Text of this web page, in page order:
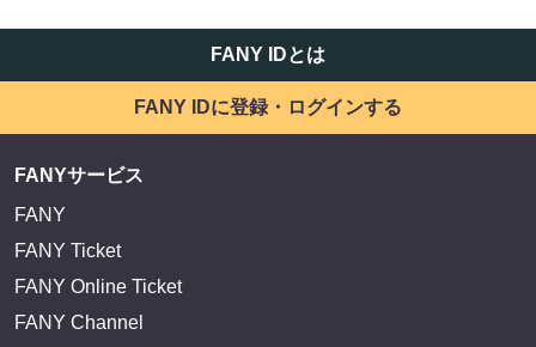
FANY IDとは
FANY IDに登録・ログインする
FANYサービス
FANY
FANY Ticket
FANY Online Ticket
FANY Channel